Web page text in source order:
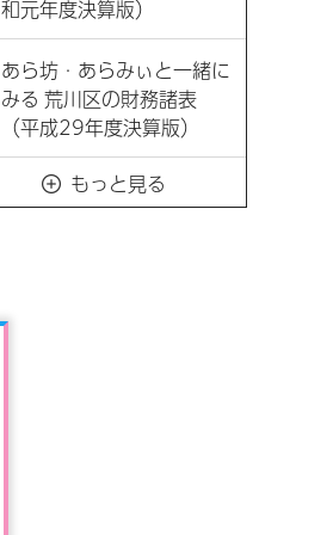
和元年度決算版）
あら坊・あらみぃと一緒に
みる 荒川区の財務諸表
（平成29年度決算版）
もっと見る